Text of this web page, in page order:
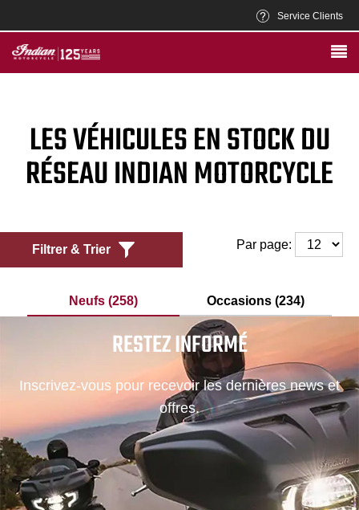
Service Clients
LES VÉHICULES EN STOCK DU
RÉSEAU INDIAN MOTORCYCLE
Filtrer & Trier Par page:
Neufs (258) Occasions (234)
RESTEZ INFORMÉ
Inscrivez-vous pour recevoir les dernières news et
offres.